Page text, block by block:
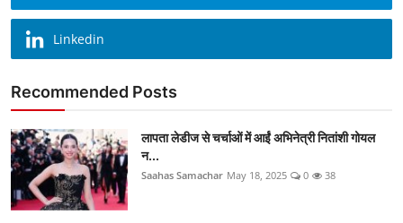
Linkedin
Recommended Posts
लापता लेडीज से चर्चाओं में आईं अभिनेत्री नितांशी गोयल
न...
Saahas Samachar May 18, 2025 0 38